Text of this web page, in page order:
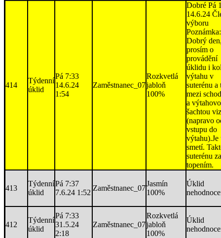
414
Týdenní
úklid
Pá 7:33
14.6.24
1:54
Zaměstnanec_07
Rozkvetlá
jabloň
100%
Dobré Pá
14.6.24
výboru
Poznámka:
Dobrý
prosím o
provádění
úklidu i
výtahu v
suterénu a
mezi
a
šachtou
(napravo
vstupu do
výtahu).Je
smetí.
suterénu za
topením.
413
Týdenní
úklid
Pá 7:37
7.6.24 1:52
Zaměstnanec_07
Jasmín
100%
Úklid
412
Týdenní
úklid
Pá 7:33
31.5.24
2:18
Zaměstnanec_07
Rozkvetlá
jabloň
100%
Úklid